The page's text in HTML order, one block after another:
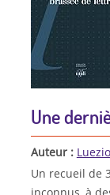
Une
Auteur :
Un recueil de
inconnus, à